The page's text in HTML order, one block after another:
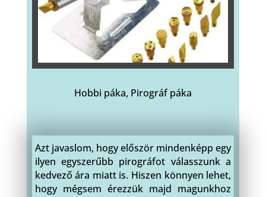
Hobbi páka, Pirográf páka
Azt javaslom, hogy először mindenképp egy
ilyen egyszerűbb pirográfot válasszunk a
kedvező ára miatt is. Hiszen könnyen lehet,
hogy mégsem érezzük majd magunkhoz